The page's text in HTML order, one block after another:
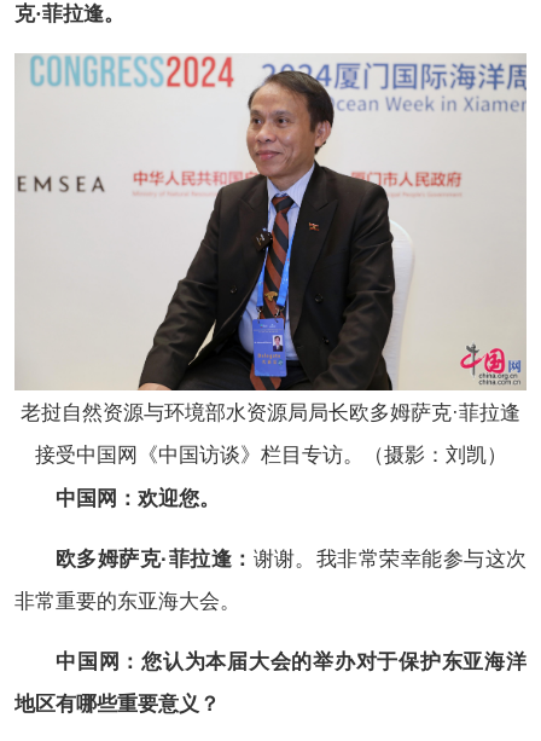
克·菲拉逢。
老挝自然资源与环境部水资源局局长欧多姆萨克·菲拉逢
接受中国网《中国访谈》栏目专访。（摄影：刘凯）
中国网：欢迎您。
欧多姆萨克·菲拉逢： 谢谢。我非常荣幸能参与这次
非常重要的东亚海大会。
中国网：您认为本届大会的举办对于保护东亚海洋
地区有哪些重要意义？